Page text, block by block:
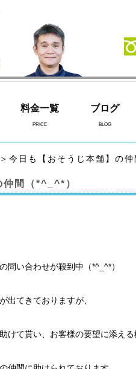
料金一覧
PRICE
ブログ
BLOG
＞今日も【おそうじ本舗】の
仲間（*^_^*）
問い合わせが殺到中（*^_^*）
出てきておりますが、
けて貰い、お客様の要望に添える